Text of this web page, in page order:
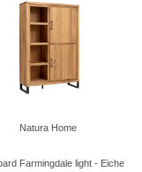
Natura Home
Farmingdale light - Eiche